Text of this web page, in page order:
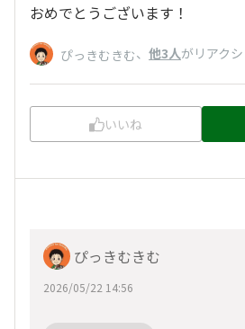
おめでとうございます！
ぴっきむきむ、 他3人がリアク
いいね
ぴっきむきむ
2026/05/22 14:56